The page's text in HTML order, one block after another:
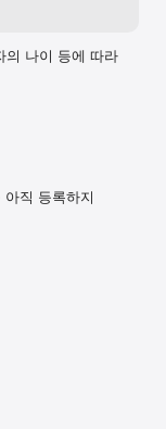
의 나이 등에 따라
직 등록하지